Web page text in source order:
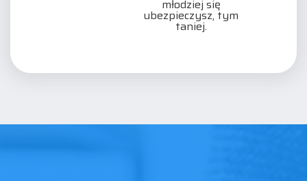
młodziej się
ubezpieczysz, tym
taniej.